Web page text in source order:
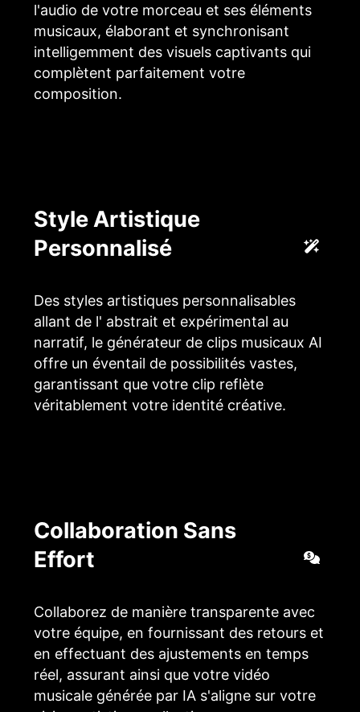
l'audio de votre morceau et ses éléments
musicaux, élaborant et synchronisant
intelligemment des visuels captivants qui
complètent parfaitement votre
composition.
Style Artistique
Personnalisé
Des styles artistiques personnalisables
allant de l' abstrait et expérimental au
narratif, le générateur de clips musicaux AI
offre un éventail de possibilités vastes,
garantissant que votre clip reflète
véritablement votre identité créative.
Collaboration Sans
Effort
Collaborez de manière transparente avec
votre équipe, en fournissant des retours et
en effectuant des ajustements en temps
réel, assurant ainsi que votre vidéo
musicale générée par IA s'aligne sur votre